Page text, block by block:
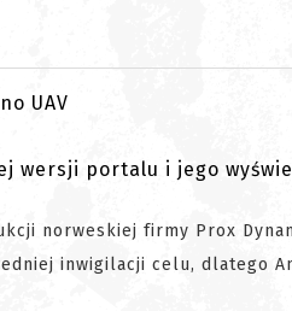
wersji portalu i jego
norweskiej firmy Prox
inwigilacji celu, dlatego